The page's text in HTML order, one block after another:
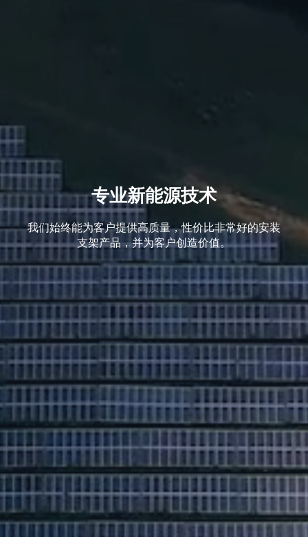
专业新能源技术
我们始终能为客户提供高质量，性价比非常好的安装
支架产品，并为客户创造价值。